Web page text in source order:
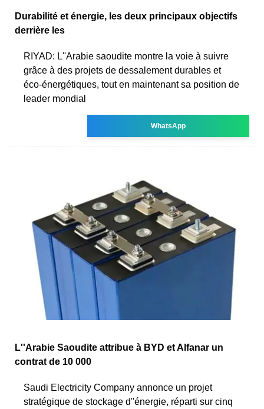
Durabilité et énergie, les deux principaux objectifs
derrière les
RIYAD: L''Arabie saoudite montre la voie à suivre
grâce à des projets de dessalement durables et
éco-énergétiques, tout en maintenant sa position de
leader mondial
WhatsApp
L''Arabie Saoudite attribue à BYD et Alfanar un
contrat de 10 000
Saudi Electricity Company annonce un projet
stratégique de stockage d''énergie, réparti sur cinq